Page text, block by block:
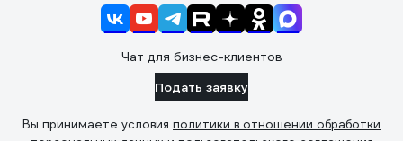
Чат для бизнес-клиентов
Подать заявку
Вы принимаете условия политики в отношении обработки